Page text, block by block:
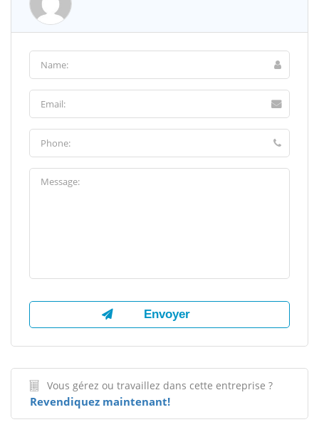
Vous gérez ou travaillez dans cette entreprise ?
Revendiquez maintenant!